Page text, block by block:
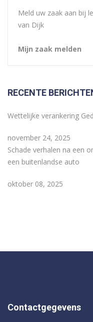
Meld uw zaak aan bij
van Dijk
Mijn zaak melden
RECENTE
Wettelijke verankering
november 24, 2025
Schade verhalen na een
een buitenlandse auto
oktober 08, 2025
Contactgegevens